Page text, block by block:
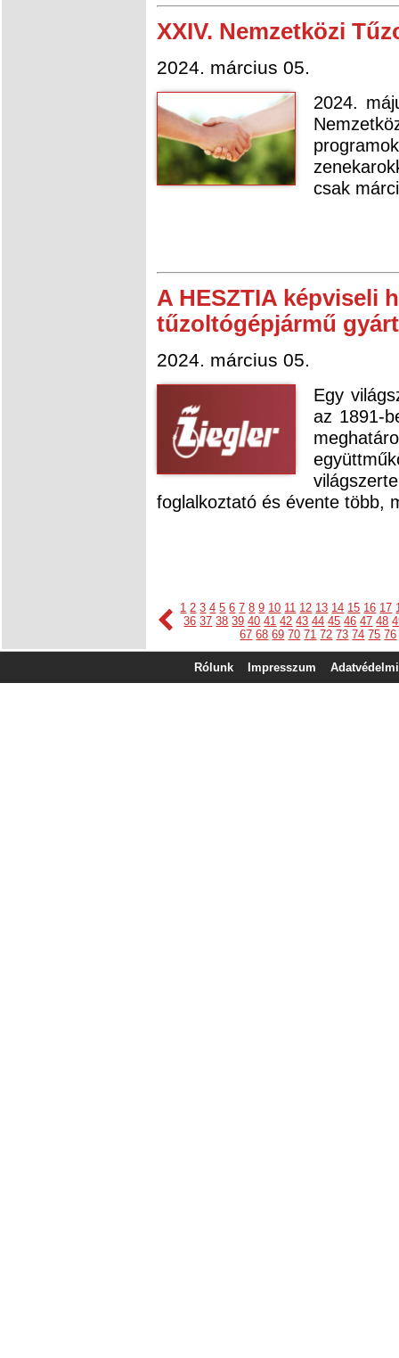
XXIV. Nemzetközi
2024. március 05.
2024.
csak
A HESZTIA képviseli
tűzoltógépjármű
2024. március 05.
Egy
az 1891-
foglalkoztató és évente több,
1 2 3 4 5 6 7 8 9 10 11 12 13 14 15 16 17
36 37 38 39 40 41 42 43 44 45 46 47 48
67 68 69 70 71 72 73 74 75 76
Rólunk Impresszum